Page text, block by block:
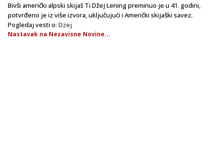
Bivši američki alpski skijaš Ti Džej Lening preminuo je u 41. godini,
potvrđeno je iz više izvora, uključujući i Američki skijaški savez.
Pogledaj vesti o: Dzej
Nastavak na Nezavisne Novine...